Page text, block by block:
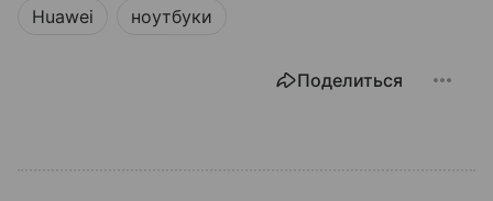
Huawei ноутбуки
Поделиться